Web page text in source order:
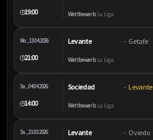
🕒19:00 Wettbewerb:La Liga
Mo., 13.04.2026
🕒21:00
Levante – Getafe
Wettbewerb:La Liga
Sa., 04.04.2026
🕒14:00
Sociedad – Levante
Wettbewerb:La Liga
Sa., 21.03.2026 Levante – Oviedo